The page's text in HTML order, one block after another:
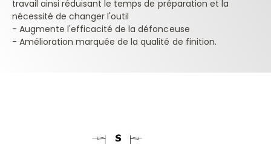
travail ainsi réduisant le temps de préparation et la
nécessité de changer l'outil
- Augmente l'efficacité de la défonceuse
- Amélioration marquée de la qualité de finition.